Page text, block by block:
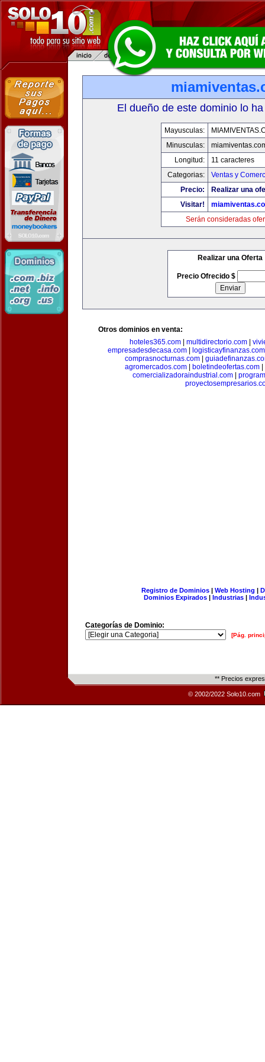
El dueño de este dominio lo
Mayusculas:
Minusculas:
Longitud:
11 caracteres
Categorias:
Ventas y
Precio:
Realizar una
Visitar!
Serán consideradas
Realizar una Oferta
Precio Ofrecido $
Otros dominios en venta:
hoteles365.com
multidirectorio.com
empresadesdecasa.com
logisticayfinanzas.com
comprasnocturnas.com
agromercados.com
boletindeofertas.com
comercializadoraindustrial.com
Registro de Dominios| Web Hosting |
Dominios Expirados | Industrias |
Categorías de Dominio:
[Pág.
** Precios
© 2002/2022 Solo10.com